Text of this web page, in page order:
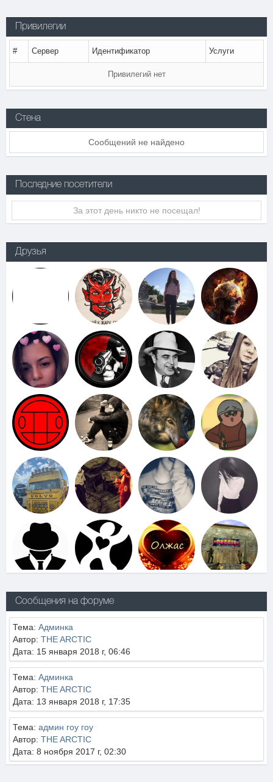
Привилегии
# Сервер Идентификатор Услуги
Привилегий нет
Стена
Сообщений не найдено
Последние посетители
За этот день никто не посещал!
Друзья
Сообщения на форуме
Тема: Админка
Автор: THE ARCTIC
Дата: 15 января 2018 г, 06:46
Тема: Админка
Автор: THE ARCTIC
Дата: 13 января 2018 г, 17:35
Тема: админ гоу гоу
Автор: THE ARCTIC
Дата: 8 ноября 2017 г, 02:30